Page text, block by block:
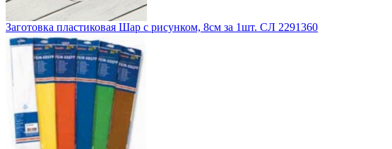
Заготовка пластиковая Шар с рисунком, 8см за 1шт. СЛ 2291360